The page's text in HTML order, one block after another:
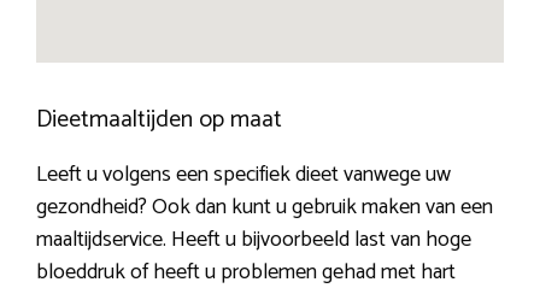
Dieetmaaltijden op maat
Leeft u volgens een specifiek dieet vanwege uw
gezondheid? Ook dan kunt u gebruik maken van een
maaltijdservice. Heeft u bijvoorbeeld last van hoge
bloeddruk of heeft u problemen gehad met hart